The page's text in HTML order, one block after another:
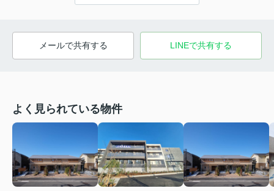
メールで共有する LINEで共有する
よく見られている物件